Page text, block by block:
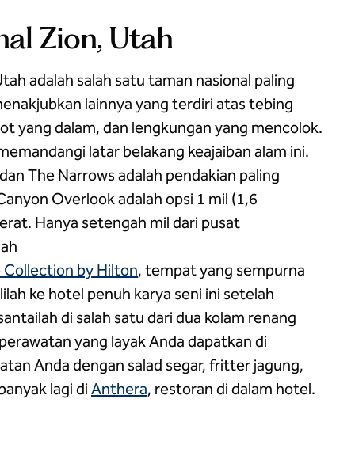
Zion, Utah
adalah salah satu taman nasional paling
lainnya yang terdiri atas tebing
yang dalam, dan lengkungan yang mencolok.
latar belakang keajaiban alam ini.
The Narrows adalah pendakian paling
Overlook adalah opsi 1 mil (1,6
Hanya setengah mil dari pusat
by Hilton, tempat yang sempurna
ke hotel penuh karya seni ini setelah
di salah satu dari dua kolam renang
yang layak Anda dapatkan di
Anda dengan salad segar, fritter jagung,
lagi di Anthera, restoran di dalam hotel.